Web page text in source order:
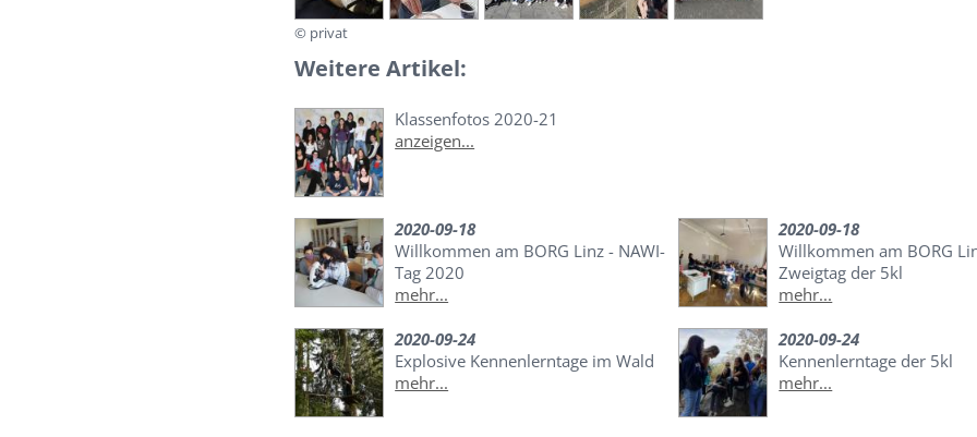
© privat
Weitere Artikel:
Klassenfotos 2020-21
anzeigen...
2020-09-18
Willkommen am BORG Linz - NAWI-
Tag 2020
mehr...
2020-09-18
Willkommen am BORG
Zweigtag der 5kl
mehr...
2020-09-24
Explosive Kennenlerntage im Wald
mehr...
2020-09-24
Kennenlerntage der 5kl
mehr...